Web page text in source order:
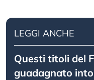
LEGGI ANCHE
Questi titoli del
guadagnato